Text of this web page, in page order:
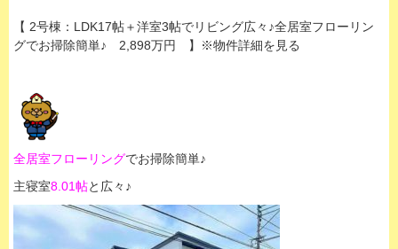
【 2号棟：LDK17帖＋洋室3帖でリビング広々♪全居室フローリン
グでお掃除簡単♪ 2,898万円 】※物件詳細を見る
全居室フローリングでお掃除簡単♪
主寝室8.01帖と広々♪